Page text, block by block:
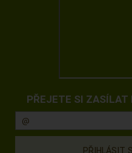
PŘEJETE SI ZASÍLAT